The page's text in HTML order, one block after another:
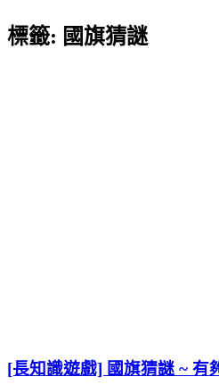
標籤: 國旗猜謎
[長知識遊戲] 國旗猜謎 ~ 有